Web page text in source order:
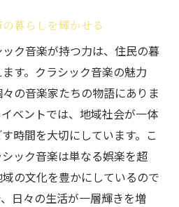
暮らしを輝かせる
ク音楽が持つ力は、住民の暮
す。クラシック音楽の魅力
の音楽家たちの物語にありま
ベントでは、地域社会が一体
時間を大切にしています。こ
ック音楽は単なる娯楽を超
の文化を豊かにしているので
日々の生活が一層輝きを増